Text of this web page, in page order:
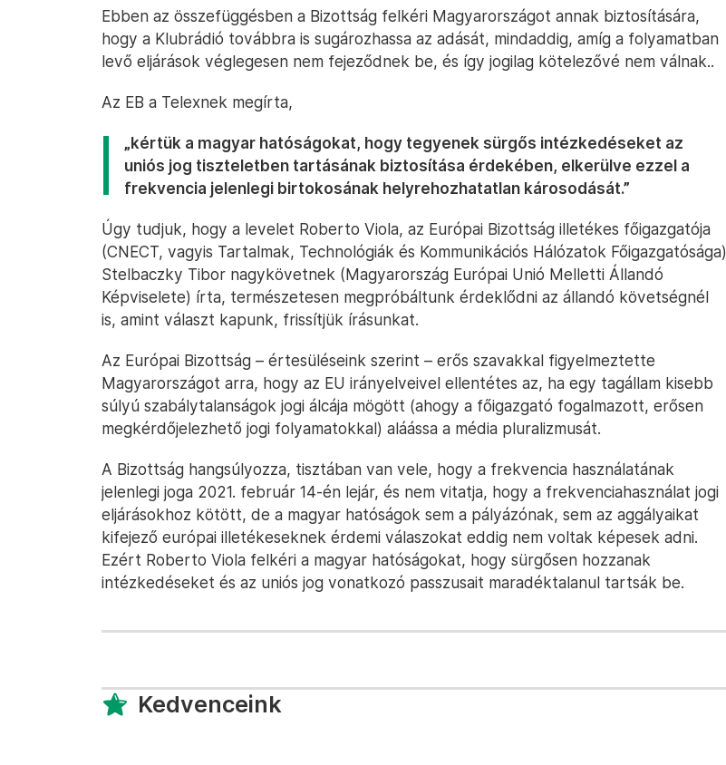
Ebben az összefüggésben a Bizottság felkéri Magyarországot annak biztosítására,
hogy a Klubrádió továbbra is sugározhassa az adását, mindaddig, amíg a folyamatban
levő eljárások véglegesen nem fejeződnek be, és így jogilag kötelezővé nem válnak..
Az EB a Telexnek megírta,
„kértük a magyar hatóságokat, hogy tegyenek sürgős intézkedéseket az
uniós jog tiszteletben tartásának biztosítása érdekében, elkerülve ezzel a
frekvencia jelenlegi birtokosának helyrehozhatatlan károsodását.”
Úgy tudjuk, hogy a levelet Roberto Viola, az Európai Bizottság illetékes főigazgatója
(CNECT, vagyis Tartalmak, Technológiák és Kommunikációs Hálózatok Főigazgatósága)
Stelbaczky Tibor nagykövetnek (Magyarország Európai Unió Melletti Állandó
Képviselete) írta, természetesen megpróbáltunk érdeklődni az állandó követségnél
is, amint választ kapunk, frissítjük írásunkat.
Az Európai Bizottság – értesüléseink szerint – erős szavakkal figyelmeztette
Magyarországot arra, hogy az EU irányelveivel ellentétes az, ha egy tagállam kisebb
súlyú szabálytalanságok jogi álcája mögött (ahogy a főigazgató fogalmazott, erősen
megkérdőjelezhető jogi folyamatokkal) aláássa a média pluralizmusát.
A Bizottság hangsúlyozza, tisztában van vele, hogy a frekvencia használatának
jelenlegi joga 2021. február 14-én lejár, és nem vitatja, hogy a frekvenciahasználat jogi
eljárásokhoz kötött, de a magyar hatóságok sem a pályázónak, sem az aggályaikat
kifejező európai illetékeseknek érdemi válaszokat eddig nem voltak képesek adni.
Ezért Roberto Viola felkéri a magyar hatóságokat, hogy sürgősen hozzanak
intézkedéseket és az uniós jog vonatkozó passzusait maradéktalanul tartsák be.
Kedvenceink